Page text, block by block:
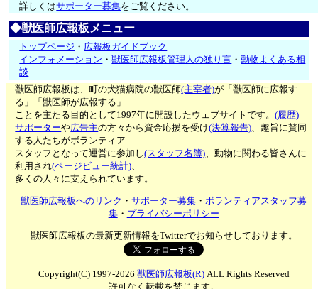
詳しくはサポーター募集をご覧ください。
◆獣医師広報板メニュー
トップページ ・ 広報板ガイドブック
インフォメーション ・獣医師広報板管理人の独り言 ・動物よくある相
談
獣医師広報板は、町の犬猫病院の獣医師(主宰者)が「獣医師に広報す
る」「獣医師が広報する」
ことを主たる目的として1997年に開設したウェブサイトです。(履歴)
サポーターや広告主の方々から資金応援を受け(決算報告)、趣旨に賛同
する人たちがボランティア
スタッフとなって運営に参加し(スタッフ名簿)、動物に関わる皆さんに
利用され(ページビュー統計)、
多くの人々に支えられています。
獣医師広報板へのリンク ・サポーター募集 ・ボランティアスタッフ募
集・ プライバシーポリシー
獣医師広報板の最新更新情報をTwitterでお知らせしております。
Copyright(C) 1997-2026 獣医師広報板(R)ALL Rights Reserved
許可なく転載を禁じます。